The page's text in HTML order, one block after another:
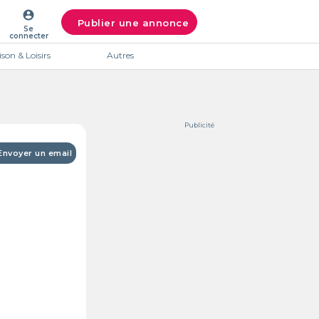
account_circle
Se
connecter
Publier une annonce
& Loisirs Autres
un email
Publicité